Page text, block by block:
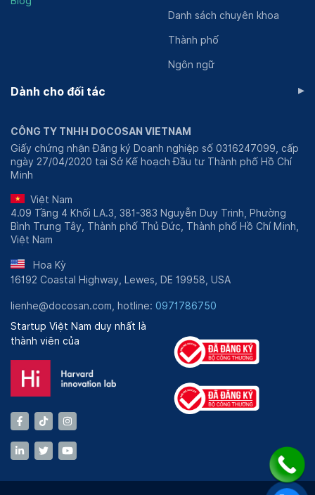
Danh sách chuyên khoa
Thành phố
Ngôn ngữ
Dành cho đối tác ▸
CÔNG TY TNHH DOCOSAN VIETNAM
Giấy chứng nhận Đăng ký Doanh nghiệp số 0316247099, cấp
ngày 27/04/2020 tại Sở Kế hoạch Đầu tư Thành phố Hồ Chí
Minh
Việt Nam
4.09 Tầng 4 Khối LA.3, 381-383 Nguyễn Duy Trinh, Phường
Bình Trưng Tây, Thành phố Thủ Đức, Thành phố Hồ Chí Minh,
Việt Nam
Hoa Kỳ
16192 Coastal Highway, Lewes, DE 19958, USA
lienhe@docosan.com, hotline: 0971786750
Startup Việt Nam duy nhất là
thành viên của